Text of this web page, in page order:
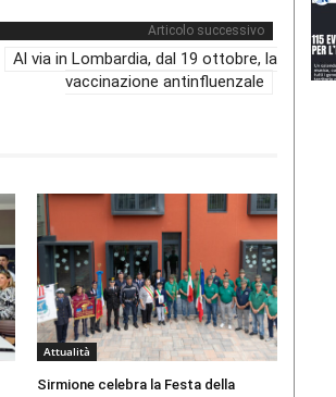
Articolo successivo
Al via in Lombardia, dal 19 ottobre, la
vaccinazione antinfluenzale
Attualità
Sirmione celebra la Festa della